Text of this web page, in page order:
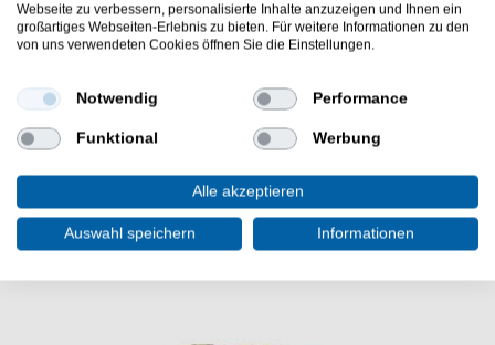
Lieferumfang: 5 Boxen wie beschrieben
Günstig OCD Accessory Box S online kaufen & sparen.
bestellen.
WEITERE INTERESSANTE ARTIKEL
Webseite zu verbessern, personalisierte Inhalte anzuzeigen und Ihnen ein
großartiges Webseiten-Erlebnis zu bieten. Für weitere Informationen zu den
von uns verwendeten Cookies öffnen Sie die Einstellungen.
Notwendig Performance
Funktional Werbung
Alle akzeptieren
Auswahl speichern Informationen